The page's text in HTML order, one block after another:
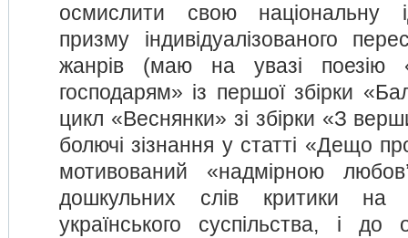
осмислити свою національну
призму індивідуалізованого
жанрів (маю на увазі поезію
господарям» із першої збірки
цикл «Веснянки» зі збірки «З
болючі зізнання у статті «Дещо
мотивований «надмірною
дошкульних слів критики на
українського суспільства, і до